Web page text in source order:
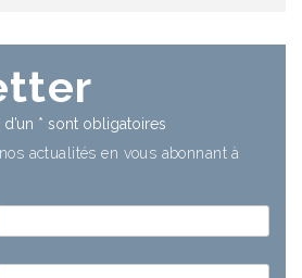
* sont obligatoires
actualités en vous abonnant à